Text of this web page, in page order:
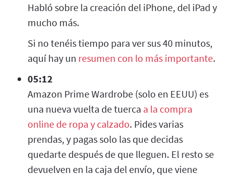
Habló sobre la creación del iPhone, del iPad y
mucho más.
Si no tenéis tiempo para ver sus 40 minutos,
aquí hay un resumen con lo más importante.
05:12
Amazon Prime Wardrobe (solo en EEUU) es
una nueva vuelta de tuerca a la compra
online de ropa y calzado. Pides varias
prendas, y pagas solo las que decidas
quedarte después de que lleguen. El resto se
devuelven en la caja del envío, que viene